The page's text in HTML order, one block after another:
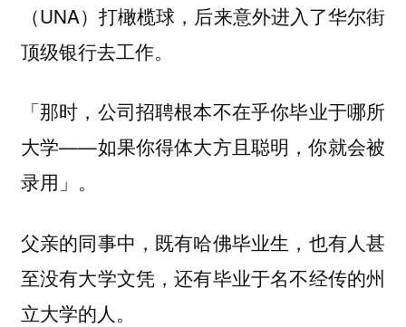
（UNA）打橄榄球，后来意外进入了华尔街
顶级银行去工作。
「那时，公司招聘根本不在乎你毕业于哪所
大学——如果你得体大方且聪明，你就会被
录用」。
父亲的同事中，既有哈佛毕业生，也有人甚
至没有大学文凭，还有毕业于名不经传的州
立大学的人。